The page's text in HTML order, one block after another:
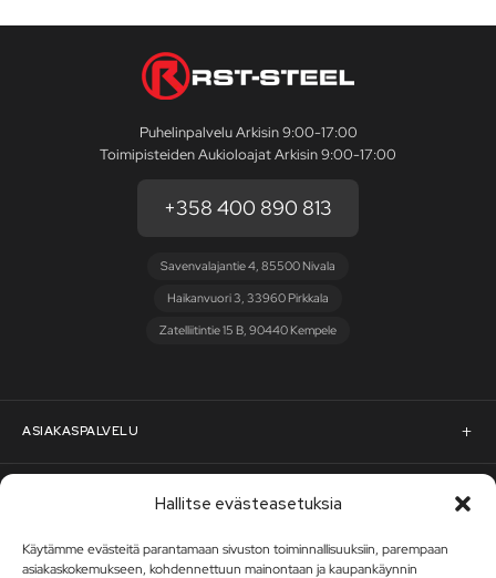
Hallitse evästeasetuksia
Käytämme evästeitä parantamaan sivuston toiminnallisuuksiin, parempaan
asiakaskokemukseen, kohdennettuun mainontaan ja kaupankäynnin
Puhelinpalvelu Arkisin 9:00-17:00
Toimipisteiden Aukioloajat Arkisin 9:00-17:00
+358 400 890 813
Savenvalajantie 4, 85500 Nivala
Haikanvuori 3, 33960 Pirkkala
Zatelliitintie 15 B, 90440 Kempele
ASIAKASPALVELU
Pyydä tarjous
RST-Steelin tarina